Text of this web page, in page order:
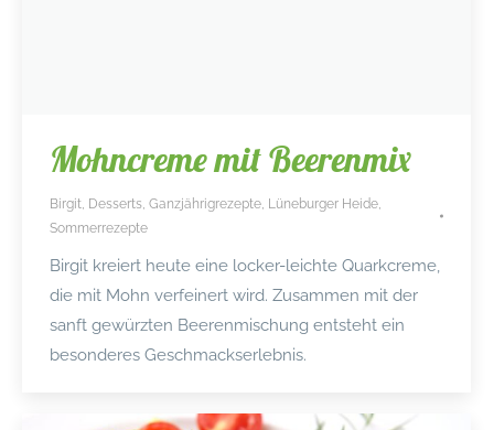
Mohncreme mit Beerenmix
Birgit Desserts Ganzjährigrezepte Lüneburger Heide
Sommerrezepte
Birgit kreiert heute eine locker-leichte Quarkcreme,
die mit Mohn verfeinert wird. Zusammen mit der
sanft gewürzten Beerenmischung entsteht ein
besonderes Geschmackserlebnis.